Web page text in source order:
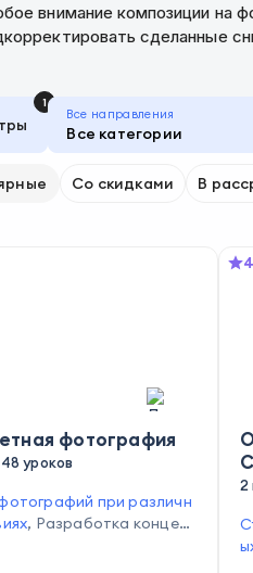
внимание композиции на
сделанные
1
Все направления
Все категории
Со скидками В
фотография
48 уроков
при различн
, Разработка концеп
2